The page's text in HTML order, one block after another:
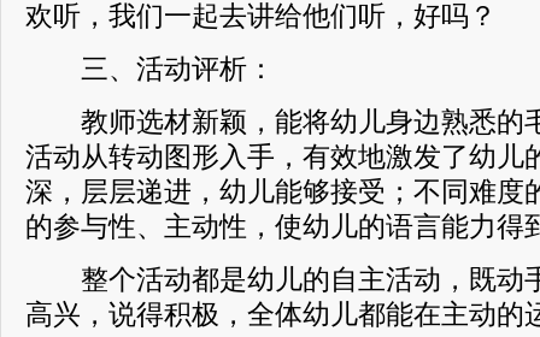
欢听，我们一起去讲给他们听，好吗？
三、活动评析：
教师选材新颖，能将幼儿身边熟悉的
活动从转动图形入手，有效地激发了幼儿
深，层层递进，幼儿能够接受；不同难度
的参与性、主动性，使幼儿的语言能力得
整个活动都是幼儿的自主活动，既动
高兴，说得积极，全体幼儿都能在主